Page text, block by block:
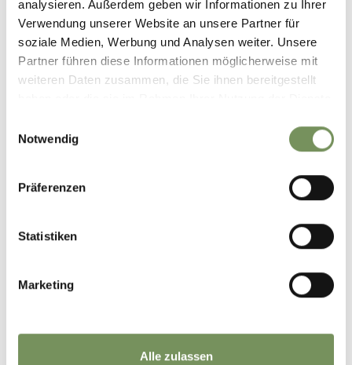
analysieren. Außerdem geben wir Informationen zu Ihrer
Verwendung unserer Website an unsere Partner für
soziale Medien, Werbung und Analysen weiter. Unsere
Partner führen diese Informationen möglicherweise mit
weiteren Daten zusammen, die Sie ihnen bereitgestellt
Notwendig
Präferenzen
Statistiken
Marketing
Alle zulassen
Tourismusverein Schenna
Erzherzog-Johann-Platz
1/D
39017 Schenna
NO